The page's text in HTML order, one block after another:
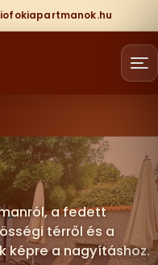
a fedett
térről és a
képre a nagyításhoz.